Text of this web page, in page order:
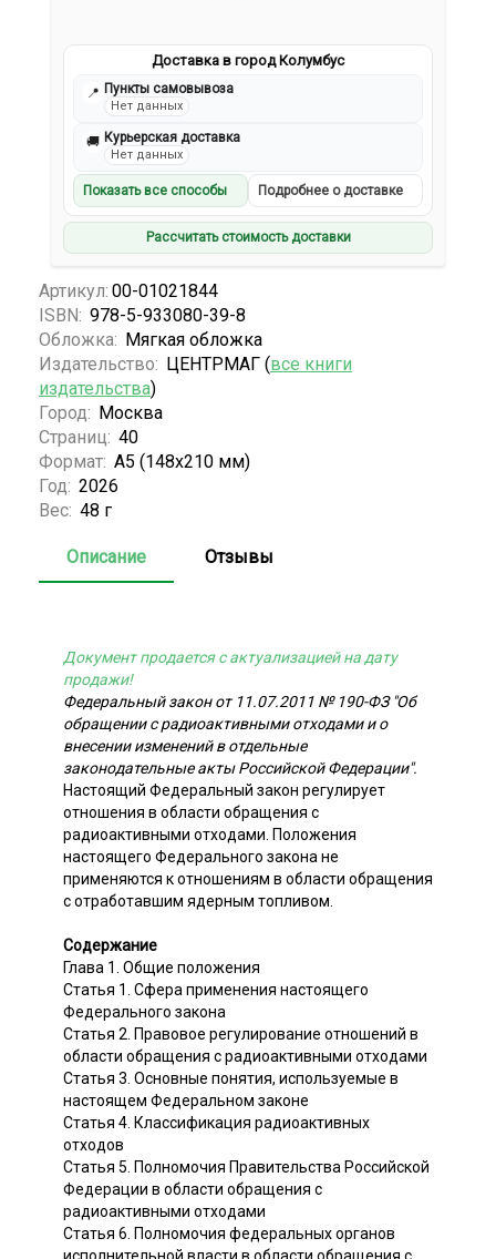
Доставка в город Колумбус
📍 Пункты самовывоза
Нет данных
🚚 Курьерская доставка
Нет данных
Показать все способы Подробнее о доставке
Рассчитать стоимость доставки
Артикул: 00-01021844
ISBN: 978-5-933080-39-8
Обложка: Мягкая обложка
Издательство: ЦЕНТРМАГ (все книги
издательства)
Город: Москва
Страниц: 40
Формат: А5 (148x210 мм)
Год: 2026
Вес: 48 г
Описание Отзывы
Документ продается с актуализацией на дату
продажи!
Федеральный закон от 11.07.2011 № 190-ФЗ "Об
обращении с радиоактивными отходами и о
внесении изменений в отдельные
законодательные акты Российской Федерации".
Настоящий Федеральный закон регулирует
отношения в области обращения с
радиоактивными отходами. Положения
настоящего Федерального закона не
применяются к отношениям в области обращения
с отработавшим ядерным топливом.
Содержание
Глава 1. Общие положения
Статья 1. Сфера применения настоящего
Федерального закона
Статья 2. Правовое регулирование отношений в
области обращения с радиоактивными отходами
Статья 3. Основные понятия, используемые в
настоящем Федеральном законе
Статья 4. Классификация радиоактивных
отходов
Статья 5. Полномочия Правительства Российской
Федерации в области обращения с
радиоактивными отходами
Статья 6. Полномочия федеральных органов
исполнительной власти в области обращения с